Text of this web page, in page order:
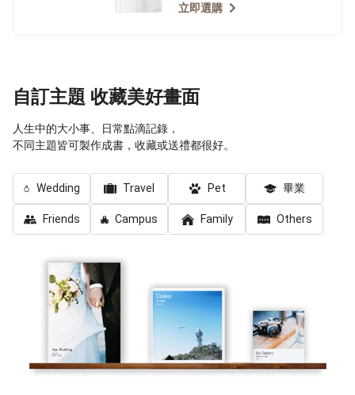
立即選購
自訂主題 收藏美好畫面
人生中的大小事、日常點滴記錄，
不同主題皆可製作成書，收藏或送禮都很好。
Wedding Travel Pet 畢業
Friends Campus Family Others